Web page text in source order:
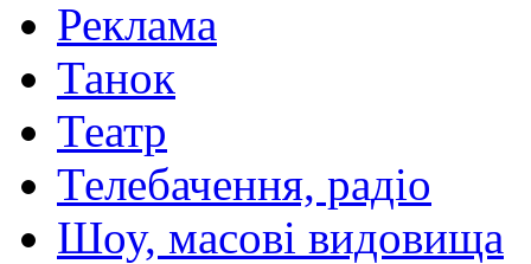
Реклама
Танок
Театр
Телебачення, радіо
Шоу, масові видовища